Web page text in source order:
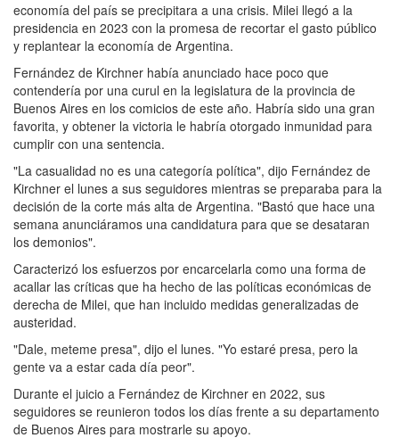
economía del país se precipitara a una crisis. Milei llegó a la
presidencia en 2023 con la promesa de recortar el gasto público
y replantear la economía de Argentina.
Fernández de Kirchner había anunciado hace poco que
contendería por una curul en la legislatura de la provincia de
Buenos Aires en los comicios de este año. Habría sido una gran
favorita, y obtener la victoria le habría otorgado inmunidad para
cumplir con una sentencia.
"La casualidad no es una categoría política", dijo Fernández de
Kirchner el lunes a sus seguidores mientras se preparaba para la
decisión de la corte más alta de Argentina. "Bastó que hace una
semana anunciáramos una candidatura para que se desataran
los demonios".
Caracterizó los esfuerzos por encarcelarla como una forma de
acallar las críticas que ha hecho de las políticas económicas de
derecha de Milei, que han incluido medidas generalizadas de
austeridad.
"Dale, meteme presa", dijo el lunes. "Yo estaré presa, pero la
gente va a estar cada día peor".
Durante el juicio a Fernández de Kirchner en 2022, sus
seguidores se reunieron todos los días frente a su departamento
de Buenos Aires para mostrarle su apoyo.